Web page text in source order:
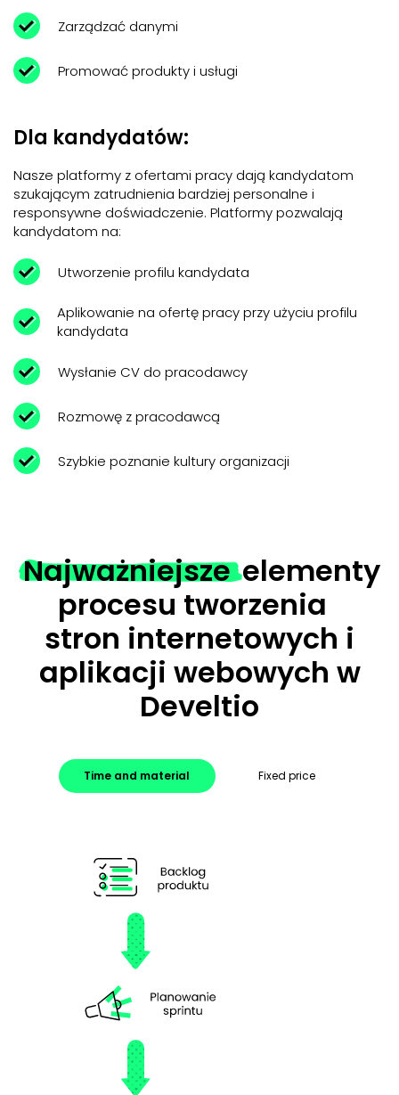
Zarządzać danymi
Promować produkty i usługi
Dla kandydatów:
Nasze platformy z ofertami pracy dają kandydatom
szukającym zatrudnienia bardziej personalne i
responsywne doświadczenie. Platformy pozwalają
kandydatom na:
Utworzenie profilu kandydata
Aplikowanie na ofertę pracy przy użyciu profilu
kandydata
Wysłanie CV do pracodawcy
Rozmowę z pracodawcą
Szybkie poznanie kultury organizacji
Najważniejszeelementy
procesu tworzenia
stron internetowych i
aplikacji webowych w
Develtio
Time and material Fixed price